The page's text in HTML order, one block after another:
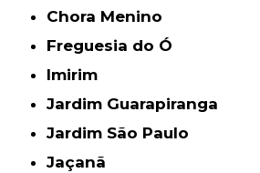
Chora Menino
Freguesia do Ó
Imirim
Jardim Guarapiranga
Jardim São Paulo
Jaçanã